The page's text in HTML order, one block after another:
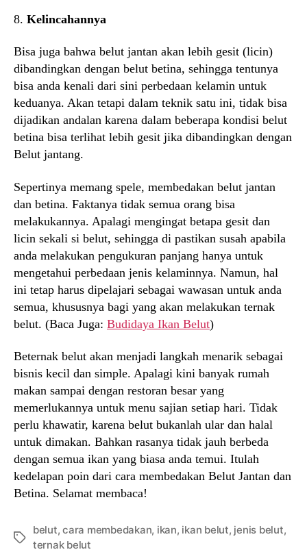
8. Kelincahannya
Bisa juga bahwa belut jantan akan lebih gesit (licin)
dibandingkan dengan belut betina, sehingga tentunya
bisa anda kenali dari sini perbedaan kelamin untuk
keduanya. Akan tetapi dalam teknik satu ini, tidak bisa
dijadikan andalan karena dalam beberapa kondisi belut
betina bisa terlihat lebih gesit jika dibandingkan dengan
Belut jantang.
Sepertinya memang spele, membedakan belut jantan
dan betina. Faktanya tidak semua orang bisa
melakukannya. Apalagi mengingat betapa gesit dan
licin sekali si belut, sehingga di pastikan susah apabila
anda melakukan pengukuran panjang hanya untuk
mengetahui perbedaan jenis kelaminnya. Namun, hal
ini tetap harus dipelajari sebagai wawasan untuk anda
semua, khususnya bagi yang akan melakukan ternak
belut. (Baca Juga: Budidaya Ikan Belut)
Beternak belut akan menjadi langkah menarik sebagai
bisnis kecil dan simple. Apalagi kini banyak rumah
makan sampai dengan restoran besar yang
memerlukannya untuk menu sajian setiap hari. Tidak
perlu khawatir, karena belut bukanlah ular dan halal
untuk dimakan. Bahkan rasanya tidak jauh berbeda
dengan semua ikan yang biasa anda temui. Itulah
kedelapan poin dari cara membedakan Belut Jantan dan
Betina. Selamat membaca!
Tags
belut,cara membedakan, ikan, ikan belut, jenis belut,
ternak belut